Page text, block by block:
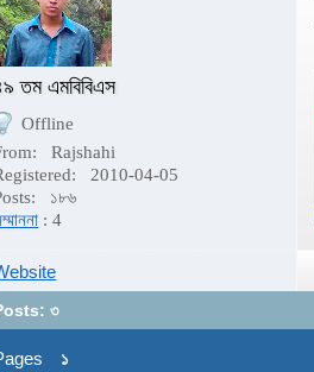
তম এমবিবিএস
Offline
Rajshahi
2010-04-05
১৮৬
: 4
৩
১